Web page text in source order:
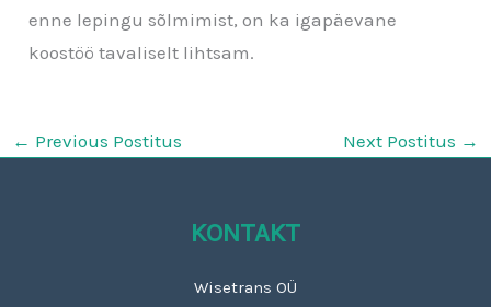
enne lepingu sõlmimist, on ka igapäevane
koostöö tavaliselt lihtsam.
← Previous Postitus Next Postitus →
KONTAKT
Wisetrans OÜ